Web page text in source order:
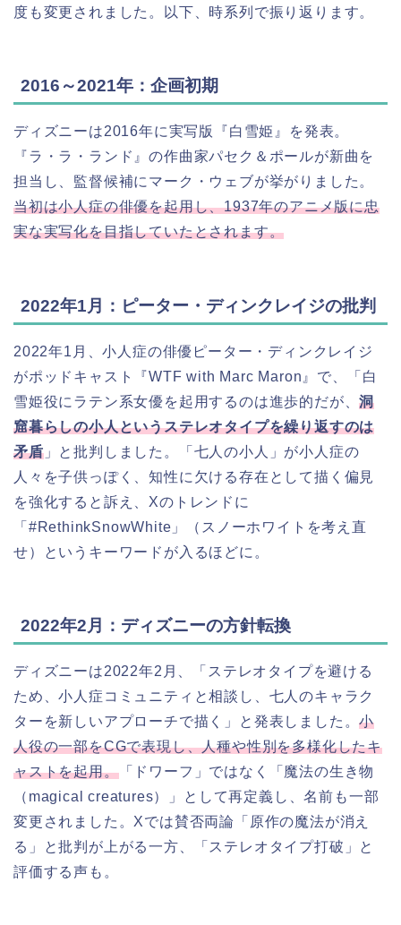
度も変更されました。以下、時系列で振り返ります。
2016～2021年：企画初期
ディズニーは2016年に実写版『白雪姫』を発表。
『ラ・ラ・ランド』の作曲家パセク＆ポールが新曲を
担当し、監督候補にマーク・ウェブが挙がりました。
当初は小人症の俳優を起用し、1937年のアニメ版に忠
実な実写化を目指していたとされます。
2022年1月：ピーター・ディンクレイジの批判
2022年1月、小人症の俳優ピーター・ディンクレイジ
がポッドキャスト『WTF with Marc Maron』で、「白
雪姫役にラテン系女優を起用するのは進歩的だが、洞
窟暮らしの小人というステレオタイプを繰り返すのは
矛盾」と批判しました。「七人の小人」が小人症の
人々を子供っぽく、知性に欠ける存在として描く偏見
を強化すると訴え、Xのトレンドに
「#RethinkSnowWhite」（スノーホワイトを考え直
せ）というキーワードが入るほどに。
2022年2月：ディズニーの方針転換
ディズニーは2022年2月、「ステレオタイプを避ける
ため、小人症コミュニティと相談し、七人のキャラク
ターを新しいアプローチで描く」と発表しました。小
人役の一部をCGで表現し、人種や性別を多様化したキ
ャストを起用。「ドワーフ」ではなく「魔法の生き物
（magical creatures）」として再定義し、名前も一部
変更されました。Xでは賛否両論「原作の魔法が消え
る」と批判が上がる一方、「ステレオタイプ打破」と
評価する声も。